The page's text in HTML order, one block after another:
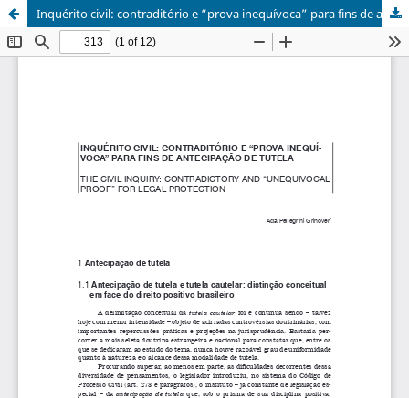
Inquérito civil: contraditório e “prova inequívoca” para fins de antecipação de tutela